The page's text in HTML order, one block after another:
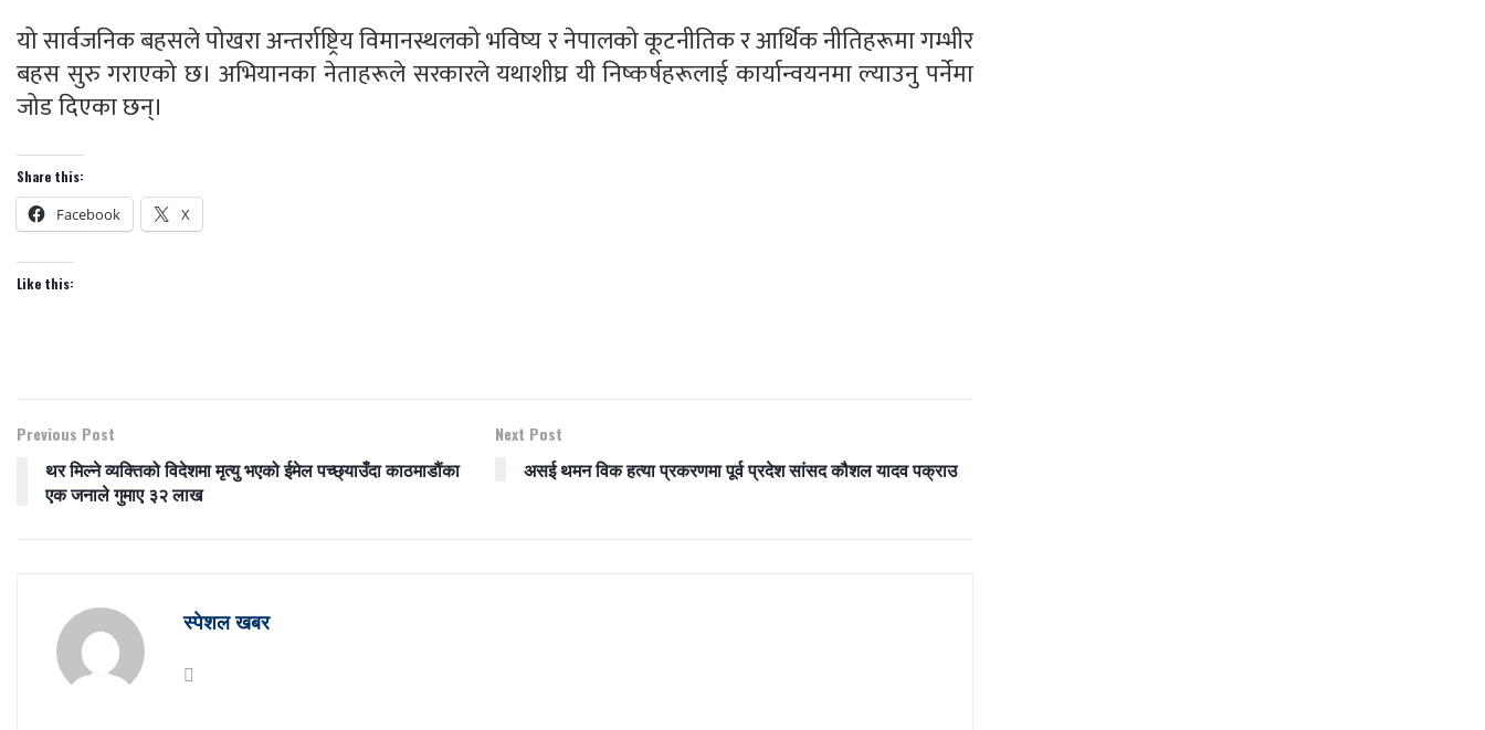
यो सार्वजनिक बहसले पोखरा अन्तर्राष्ट्रिय विमानस्थलको भविष्य र नेपालको कूटनीतिक र आर्थिक नीतिहरूमा गम्भीर
बहस सुरु गराएको छ। अभियानका नेताहरूले सरकारले यथाशीघ्र यी निष्कर्षहरूलाई कार्यान्वयनमा ल्याउनु पर्नेमा
जोड दिएका छन्।
Share this:
Facebook X
Like this:
Previous Post
थर मिल्ने व्यक्तिको विदेशमा मृत्यु भएको ईमेल पच्छ्याउँदा काठमाडौंका
एक जनाले गुमाए ३२ लाख
Next Post
असई थमन विक हत्या प्रकरणमा पूर्व प्रदेश सांसद कौशल यादव पक्राउ
स्पेशल खबर